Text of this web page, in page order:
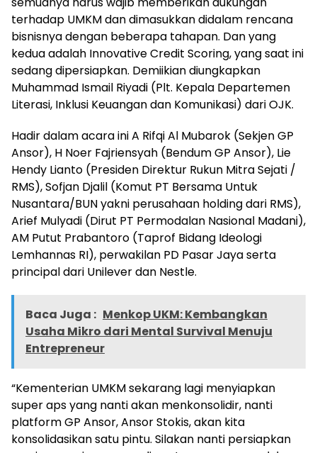
terhadap UMKM dan dimasukkan didalam rencana
bisnisnya dengan beberapa tahapan. Dan yang
kedua adalah Innovative Credit Scoring, yang saat ini
sedang dipersiapkan. Demiikian diungkapkan
Muhammad Ismail Riyadi (Plt. Kepala Departemen
Literasi, Inklusi Keuangan dan Komunikasi) dari OJK.
Hadir dalam acara ini A Rifqi Al Mubarok (Sekjen GP
Ansor), H Noer Fajriensyah (Bendum GP Ansor), Lie
Hendy Lianto (Presiden Direktur Rukun Mitra Sejati /
RMS), Sofjan Djalil (Komut PT Bersama Untuk
Nusantara/BUN yakni perusahaan holding dari RMS),
Arief Mulyadi (Dirut PT Permodalan Nasional Madani),
AM Putut Prabantoro (Taprof Bidang Ideologi
Lemhannas RI), perwakilan PD Pasar Jaya serta
principal dari Unilever dan Nestle.
Baca Juga : Menkop UKM: Kembangkan
Usaha Mikro dari Mental Survival Menuju
Entrepreneur
“Kementerian UMKM sekarang lagi menyiapkan
super aps yang nanti akan menkonsolidir, nanti
platform GP Ansor, Ansor Stokis, akan kita
konsolidasikan satu pintu. Silakan nanti persiapkan